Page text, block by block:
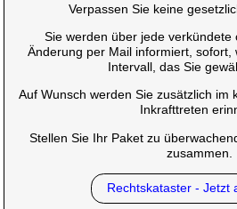
Verpassen Sie keine
Sie werden über jede verkündete
Änderung per Mail informiert, sofort,
Intervall, das Sie
Auf Wunsch werden Sie zusätzlich im
Inkrafttreten
Stellen Sie Ihr Paket zu
zusammen.
Rechtskataster - Jetzt